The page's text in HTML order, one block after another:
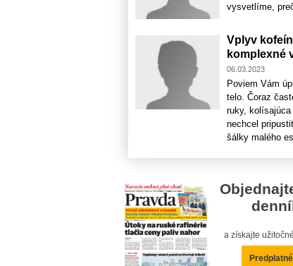
vysvetlíme,
Vplyv
komplexné
06.03.2023
Poviem Vám
telo. Čoraz
ruky,
nechcel
šálky malého
a získajte